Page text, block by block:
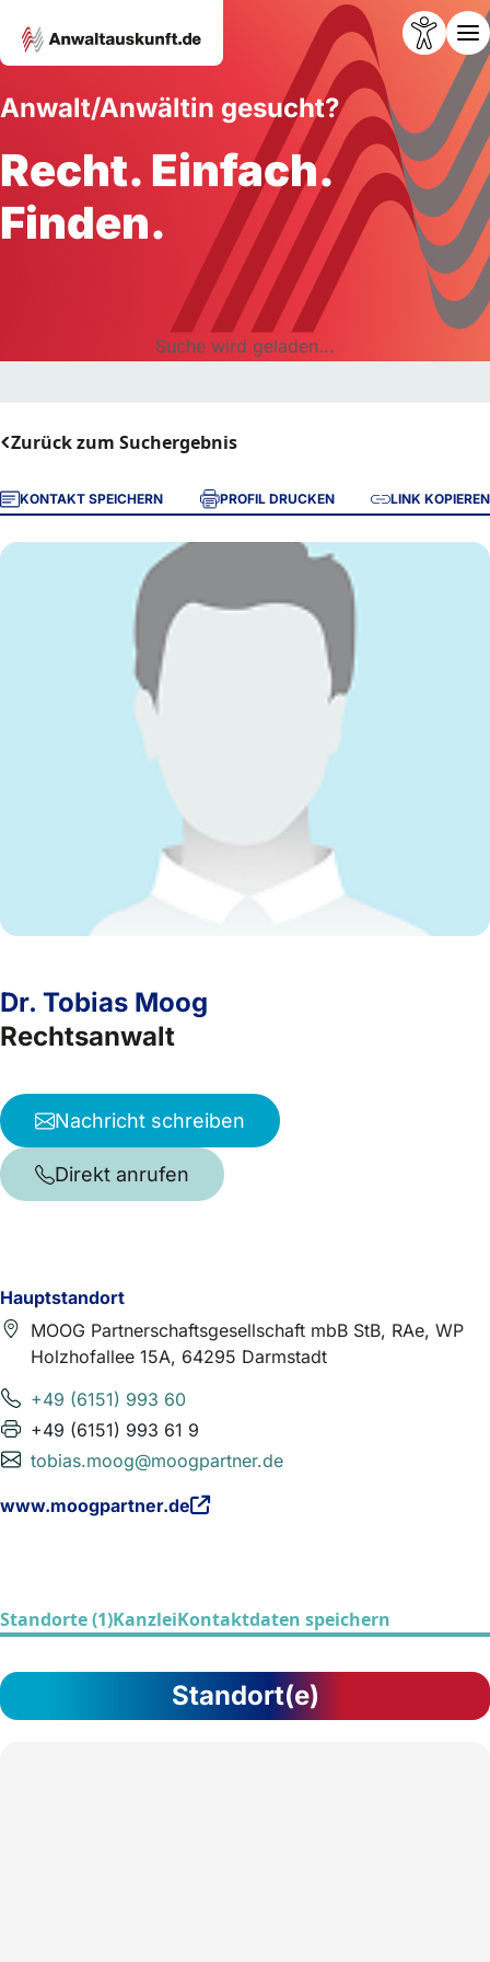
Anwalt/Anwältin gesucht?
Recht. Einfach.
Finden.
Suche wird geladen...
Zurück zum Suchergebnis
KONTAKT SPEICHERN PROFIL DRUCKEN LINK KOPIEREN
Hauptstandort
MOOG Partnerschaftsgesellschaft mbB StB, RAe, WP
Holzhofallee 15A, 64295 Darmstadt
+49 (6151) 993 60
+49 (6151) 993 61 9
tobias.moog@moogpartner.de
www.moogpartner.de
Dr. Tobias Moog
Rechtsanwalt
Nachricht schreiben
Direkt anrufen
Standorte (1)KanzleiKontaktdaten speichern
Standort(e)